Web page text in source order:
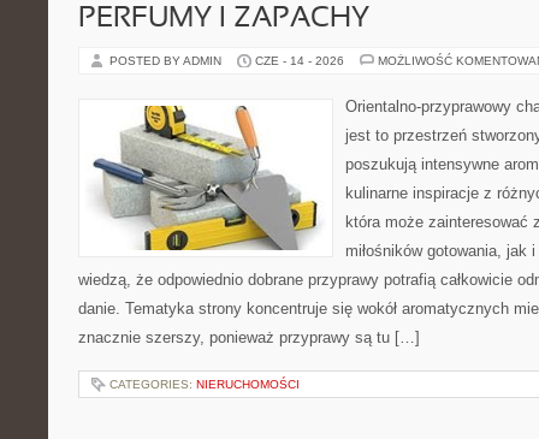
PERFUMY I ZAPACHY
POSTED BY ADMIN CZE - 14 - 2026 MOŻLIWOŚĆ
Orientalno-przyprawowy
jest to przestrzeń
poszukują intensywne
kulinarne inspiracje z
która może zainteresować
miłośników gotowania, jak
wiedzą, że odpowiednio dobrane przyprawy potrafią całkowicie
danie. Tematyka strony koncentruje się wokół aromatycznych
znacznie szerszy, ponieważ przyprawy są tu […]
CATEGORIES: NIERUCHOMOŚCI